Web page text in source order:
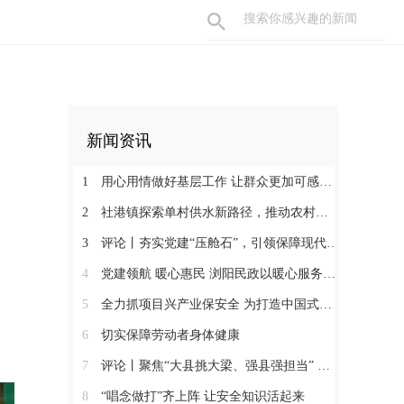
新闻资讯
1 用心用情做好基层工作 让群众更加可感可及
2 社港镇探索单村供水新路径，推动农村安全饮水提质升级
3 评论丨夯实党建“压舱石”，引领保障现代化建设新征程
4 党建领航 暖心惠民 浏阳民政以暖心服务书写惠民答卷
5 全力抓项目兴产业保安全 为打造中国式现代化县域示范作出更大贡献
6 切实保障劳动者身体健康
7 评论丨聚焦“大县挑大梁、强县强担当” 保持定力真抓实干奋发作为
8 “唱念做打”齐上阵 让安全知识活起来